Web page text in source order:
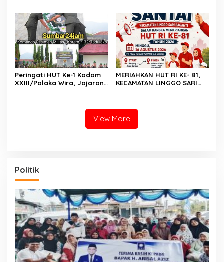
Benarkan Ada Perjanjian
Dengan Dealer
Peringati HUT Ke-1 Kodam
XXIII/Palaka Wira, Jajaran
MERIAHKAN HUT RI KE- 81,
KECAMATAN LINGGO SARI
View More
Politik